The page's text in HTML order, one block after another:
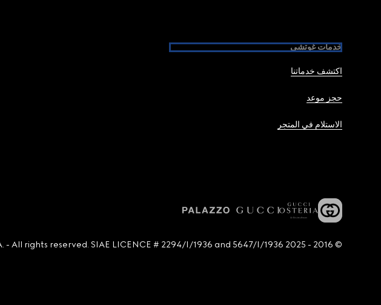
خدمات غوتشي
اكتشف خدماتنا
حجز موعد
الاستلام في المتجر
© 2016 - 2025 Guccio Gucci S.p.A. - All rights reserved. SIAE LICENCE # 2294/I/1936 and 5647/I/1936